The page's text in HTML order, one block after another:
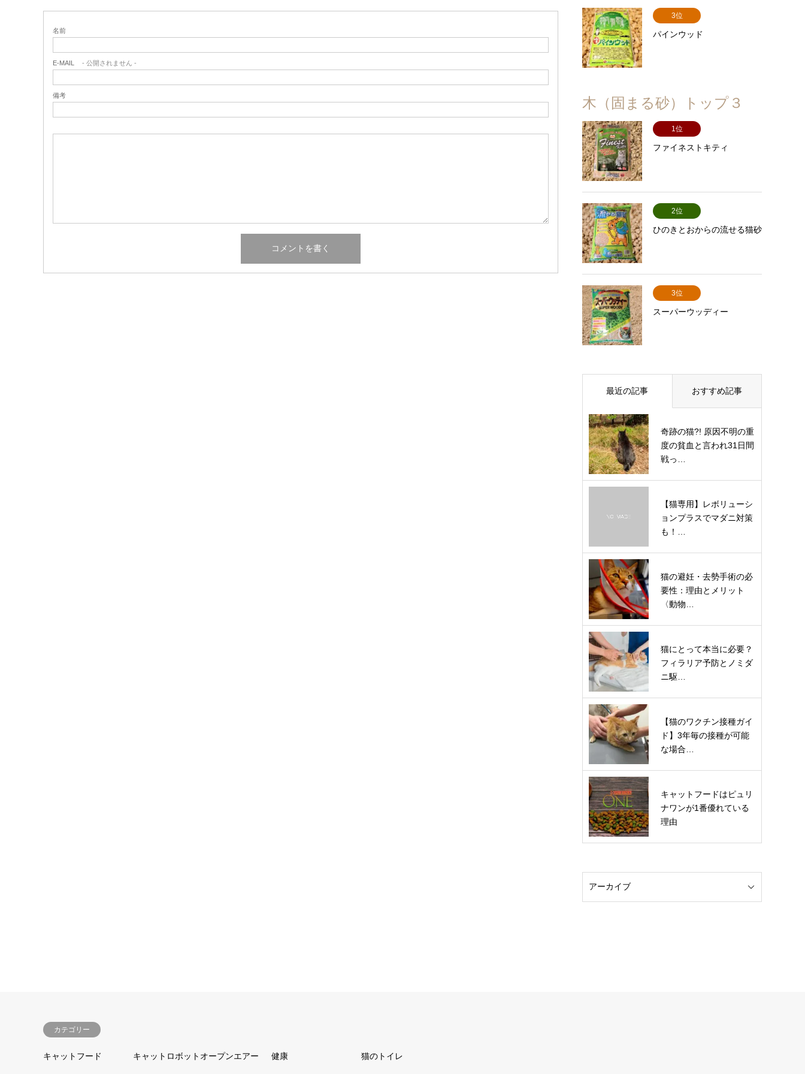
名前
E-MAIL - 公開されません -
備考
3位
パインウッド
木（固まる砂）トップ３
1位
ファイネストキティ
2位
ひのきとおからの流せる猫砂
3位
スーパーウッディー
最近の記事 おすすめ記事
奇跡の猫?! 原因不明の重
度の貧血と言われ31日間
戦っ…
【猫専用】レボリューシ
ョンプラスでマダニ対策
も！…
猫の避妊・去勢手術の必
要性：理由とメリット
〈動物…
猫にとって本当に必要？
フィラリア予防とノミダ
ニ駆…
【猫のワクチン接種ガイ
ド】3年毎の接種が可能
な場合…
キャットフードはピュリ
ナワンが1番優れている
理由
カテゴリー
キャットフード キャットロボットオープンエアー 健康 猫のトイレ